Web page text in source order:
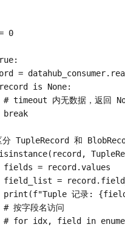
0
=
is None:
timeout 内无数据，返回
break
TupleRecord 和
= record.values
=
记录:
按字段名访问
# for idx, field in